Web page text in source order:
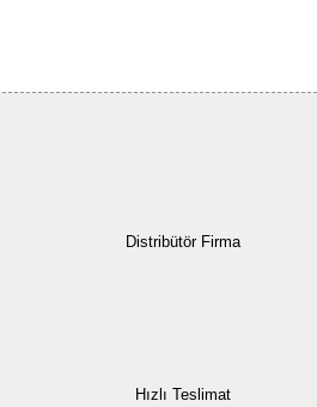
Distribütör Firma
Hızlı Teslimat